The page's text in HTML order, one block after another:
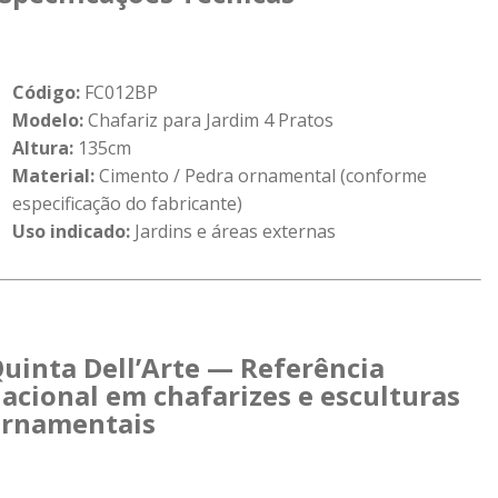
Código: FC012BP
Modelo:Chafariz para Jardim 4 Pratos
Altura: 135cm
Material:Cimento / Pedra ornamental (conforme
especificação do fabricante)
Uso indicado: Jardins e áreas externas
Dell’Arte — Referência
em chafarizes e esculturas